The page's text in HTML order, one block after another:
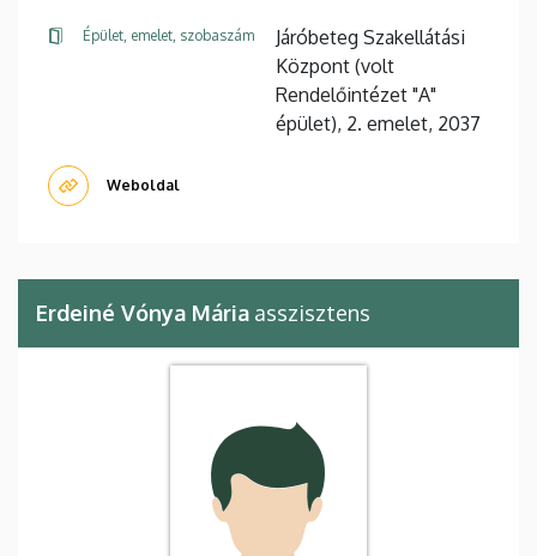
Épület, emelet, szobaszám
Járóbeteg Szakellátási
Központ (volt
Rendelőintézet "A"
épület), 2. emelet, 2037
Weboldal
Erdeiné Vónya Mária asszisztens